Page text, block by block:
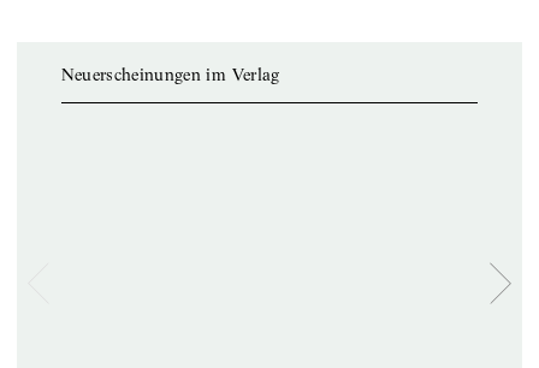
Neuerscheinungen im Verlag